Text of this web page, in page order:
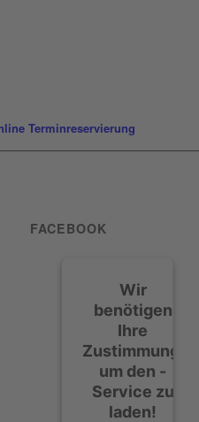
Terminreservierung
FACEBOOK
Wir
benötigen
Ihre
Zustimmung,
um den -
Service zu
laden!